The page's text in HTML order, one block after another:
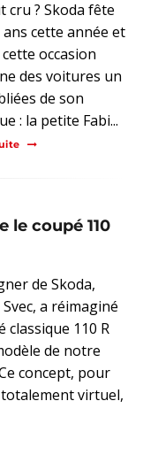
cru ? Skoda fête
ans cette année et
occasion
des voitures un
de son
: la petite Fabi...
le coupé 110
de Skoda,
a réimaginé
classique 110 R
de notre
concept, pour
virtuel,